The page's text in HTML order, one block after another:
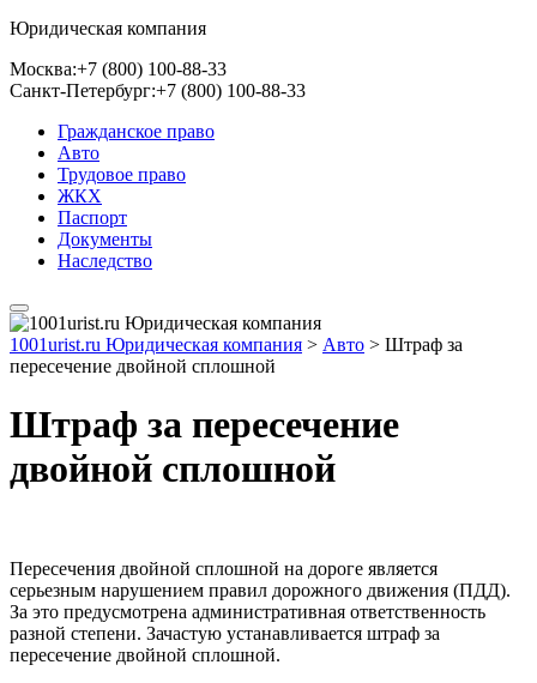
Юридическая компания
Москва:+7 (800) 100-88-33
Санкт-Петербург:+7 (800) 100-88-33
Гражданское право
Авто
Трудовое право
ЖКХ
Паспорт
Документы
Наследство
1001urist.ru Юридическая компания > Авто > Штраф за
пересечение двойной сплошной
Штраф за пересечение
двойной сплошной
Пересечения двойной сплошной на дороге является
серьезным нарушением правил дорожного движения (ПДД).
За это предусмотрена административная ответственность
разной степени. Зачастую устанавливается штраф за
пересечение двойной сплошной.